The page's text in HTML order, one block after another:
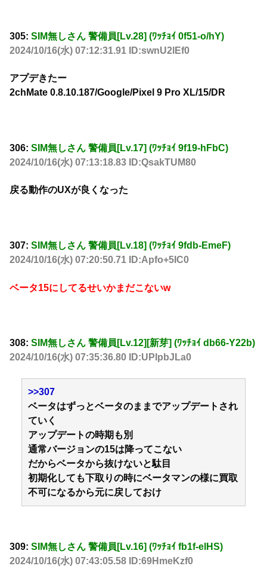
305: SIM無しさん 警備員[Lv.28] (ﾜｯﾁｮｲ 0f51-o/hY)
2024/10/16(水) 07:12:31.91 ID:swnU2lEf0
アプデきたー
2chMate 0.8.10.187/Google/Pixel 9 Pro XL/15/DR
306: SIM無しさん 警備員[Lv.17] (ﾜｯﾁｮｲ 9f19-hFbC)
2024/10/16(水) 07:13:18.83 ID:QsakTUM80
戻る動作のUXが良くなった
307: SIM無しさん 警備員[Lv.18] (ﾜｯﾁｮｲ 9fdb-EmeF)
2024/10/16(水) 07:20:50.71 ID:Apfo+5IC0
ベータ15にしてるせいかまだこないw
308: SIM無しさん 警備員[Lv.12][新芽] (ﾜｯﾁｮｲ db66-Y22b)
2024/10/16(水) 07:35:36.80 ID:UPIpbJLa0
>>307
ベータはずっとベータのままでアップデートされ
ていく
アップデートの時期も別
通常バージョンの15は降ってこない
だからベータから抜けないと駄目
初期化しても下取りの時にベータマンの様に買取
不可になるから元に戻しておけ
309: SIM無しさん 警備員[Lv.16] (ﾜｯﾁｮｲ fb1f-elHS)
2024/10/16(水) 07:43:05.58 ID:69HmeKzf0